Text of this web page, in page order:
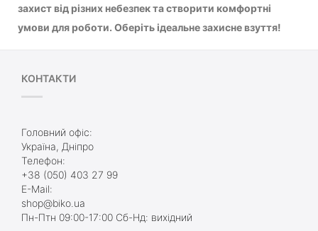
захист від різних небезпек та створити комфортні
умови для роботи. Оберіть ідеальне захисне взуття!
КОНТАКТИ
Головний офіс:
Україна, Дніпро
Телефон:
+38 (050) 403 27 99
E-Mail:
shop@biko.ua
Пн-Птн 09:00-17:00 Сб-Нд: вихідний